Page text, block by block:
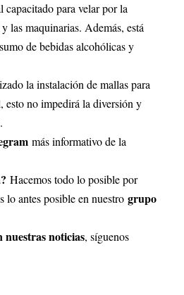
capacitado para velar por la
las maquinarias. Además, está
de bebidas alcohólicas y
la instalación de mallas para
esto no impedirá la diversión y
más informativo de la
Hacemos todo lo posible por
lo antes posible en nuestro grupo
noticias, síguenos